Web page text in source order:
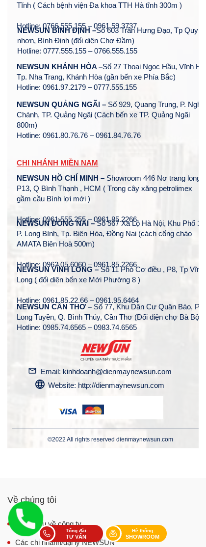
©2022 All rights reserved dienmaynewsun.com
Email: kinhdoanh@dienmaynewsun.com
Website: http://dienmaynewsun.com
CHI NHÁNH MIỀN NAM
NEWSUN HỒ CHÍ MINH – Showroom 446 Nơ trang long ,
P13, Q Bình Thạnh , HCM ( Trong cây xăng petrolimex
gầm cầu Bình lợi mới )
Hotline: 0961.555.255 – 0961.85.2266
NEWSUN ĐỒNG NAI –Số 567 Xa Lộ Hà Nội, Khu Phố 1,
P. Long Bình, Tp. Biên Hòa, Đồng Nai (cách cổng chào
AMATA Biên Hoà 500m)
Hotline: 0962.05.6060 – 0961.85.2266
NEWSUN BÌNH ĐỊNH –Số 603 Trần Hưng Đạo, Tp Quy
nhơn, Bình Định (đối diện Chợ Đầm)
Hotline: 0777.555.155 – 0766.555.155
NEWSUN KHÁNH HÒA –Số 27 Thoại Ngọc Hầu, Vĩnh Hòa,
Tp. Nha Trang, Khánh Hòa (gần bến xe Phía Bắc)
Hotline: 0961.97.2179 – 0777.555.155
Tĩnh ( Cách bệnh viện Đa khoa TTH Hà tĩnh 300m )
Hotline: 0766.555.155 – 0961.59.3737
NEWSUN VĨNH LONG –Số 11 Phó Cơ điều , P8, Tp Vĩnh
Long ( đối diện bến xe Mới Phường 8 )
Hotline: 0961.85.22.66 – 0961.95.6464
NEWSUN CẦN THƠ – Số 77, Khu Dân Cư Quân Báo, P.
Long Tuyền, Q. Bình Thủy, Cần Thơ (Đối diện chợ Bà Bộ)
Hotline: 0985.74.6565 – 0983.74.6565
NEWSUN QUẢNG NGÃI – Số 929, Quang Trung, P. Nghĩa
Chánh, TP. Quảng Ngãi (Cách bến xe TP. Quảng Ngãi
800m)
Hotline: 0961.80.76.76 – 0961.84.76.76
Về chúng tôi
Giới thiệu về công ty
Các chi nhánh/đại lý NEWSUN
Tổng đài
TƯ VẤN
Hệ thống
SHOWROOM